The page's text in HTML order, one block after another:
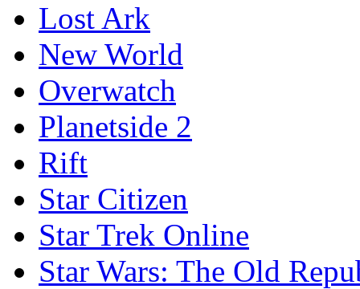
Lost Ark
New World
Overwatch
Planetside 2
Rift
Star Citizen
Star Trek Online
Star Wars: The Old